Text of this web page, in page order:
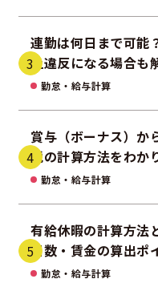
連勤は何日まで可能
上違反になる場合も
勤怠・給与計算
賞与（ボーナス）か
税の計算方法をわか
勤怠・給与計算
有給休暇の計算方法
日数・賃金の算出ポ
て解説
勤怠・給与計算